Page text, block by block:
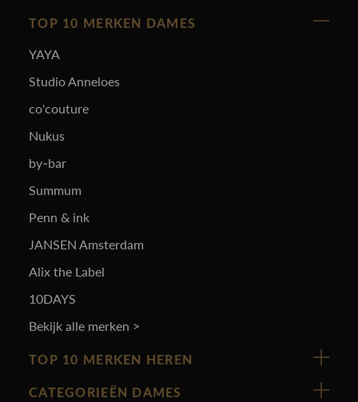
TOP 10 MERKEN DAMES
YAYA
Studio Anneloes
co'couture
Nukus
by-bar
Summum
Penn & ink
JANSEN Amsterdam
Alix the Label
10DAYS
Bekijk alle merken >
TOP 10 MERKEN HEREN
Vanguard
CATEGORIEËN DAMES